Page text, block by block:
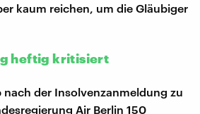
kaum reichen, um die Gläubiger
heftig kritisiert
nach der Insolvenzanmeldung zu
Air Berlin 150